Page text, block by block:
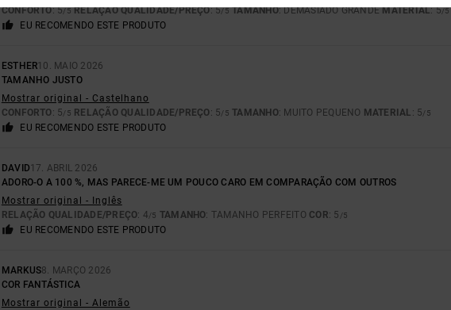
CONFORTO: 5/5 RELAÇÃO QUALIDADE/PREÇO: 5/5 TAMANHO: DEMASIADO GRANDEMATERIAL: 5/5
EU RECOMENDO ESTE PRODUTO
ESTHER10. MAIO 2026
TAMANHO JUSTO
Mostrar original - Castelhano
CONFORTO: 5/5 RELAÇÃO QUALIDADE/PREÇO: 5/5 TAMANHO: MUITO PEQUENO MATERIAL : 5/5
EU RECOMENDO ESTE PRODUTO
DAVID17. ABRIL 2026
ADORO-O A 100 %, MAS PARECE-ME UM POUCO CARO EM COMPARAÇÃO COM OUTROS
Mostrar original - Inglês
RELAÇÃO QUALIDADE/PREÇO: 4/5 TAMANHO: TAMANHO PERFEITO COR: 5 /5
EU RECOMENDO ESTE PRODUTO
MARKUS8. MARÇO 2026
COR FANTÁSTICA
Mostrar original - Alemão